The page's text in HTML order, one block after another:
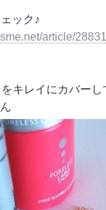
ック♪
article/
キレイにカバーし